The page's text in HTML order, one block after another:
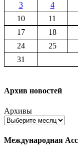
3
4
10
11
17
18
24
25
31
Архив новостей
Архивы
Международная